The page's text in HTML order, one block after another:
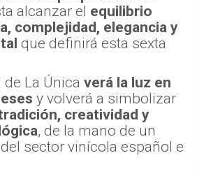
alcanzar el equilibrio
complejidad, elegancia y
que definirá esta sexta
La Única verá la luz en
y volverá a simbolizar
creatividad y
, de la mano de un
sector vinícola español e